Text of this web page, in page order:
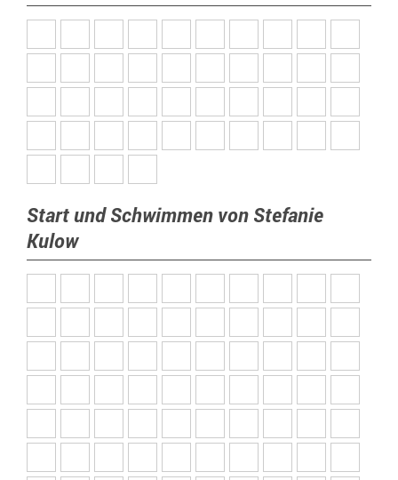
Start und Schwimmen von Stefanie
Kulow